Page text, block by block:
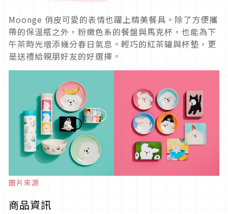
Moonge 俏皮可愛的表情也躍上精美餐具。除了方便攜
帶的保溫瓶之外，粉嫩色系的餐盤與馬克杯，也能為下
午茶時光增添幾分春日氣息。輕巧的紅茶罐與杯墊，更
是送禮給親朋好友的好選擇。
圖片來源
商品資訊